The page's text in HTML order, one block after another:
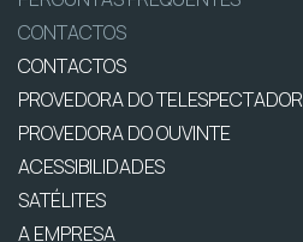
CONTACTOS
CONTACTOS
PROVEDORA DO TELESPECTADOR
PROVEDORA DO OUVINTE
ACESSIBILIDADES
SATÉLITES
A EMPRESA